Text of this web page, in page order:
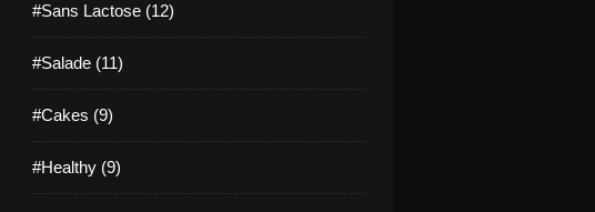
#Sans Lactose (12)
#Salade (11)
#Cakes (9)
#Healthy (9)